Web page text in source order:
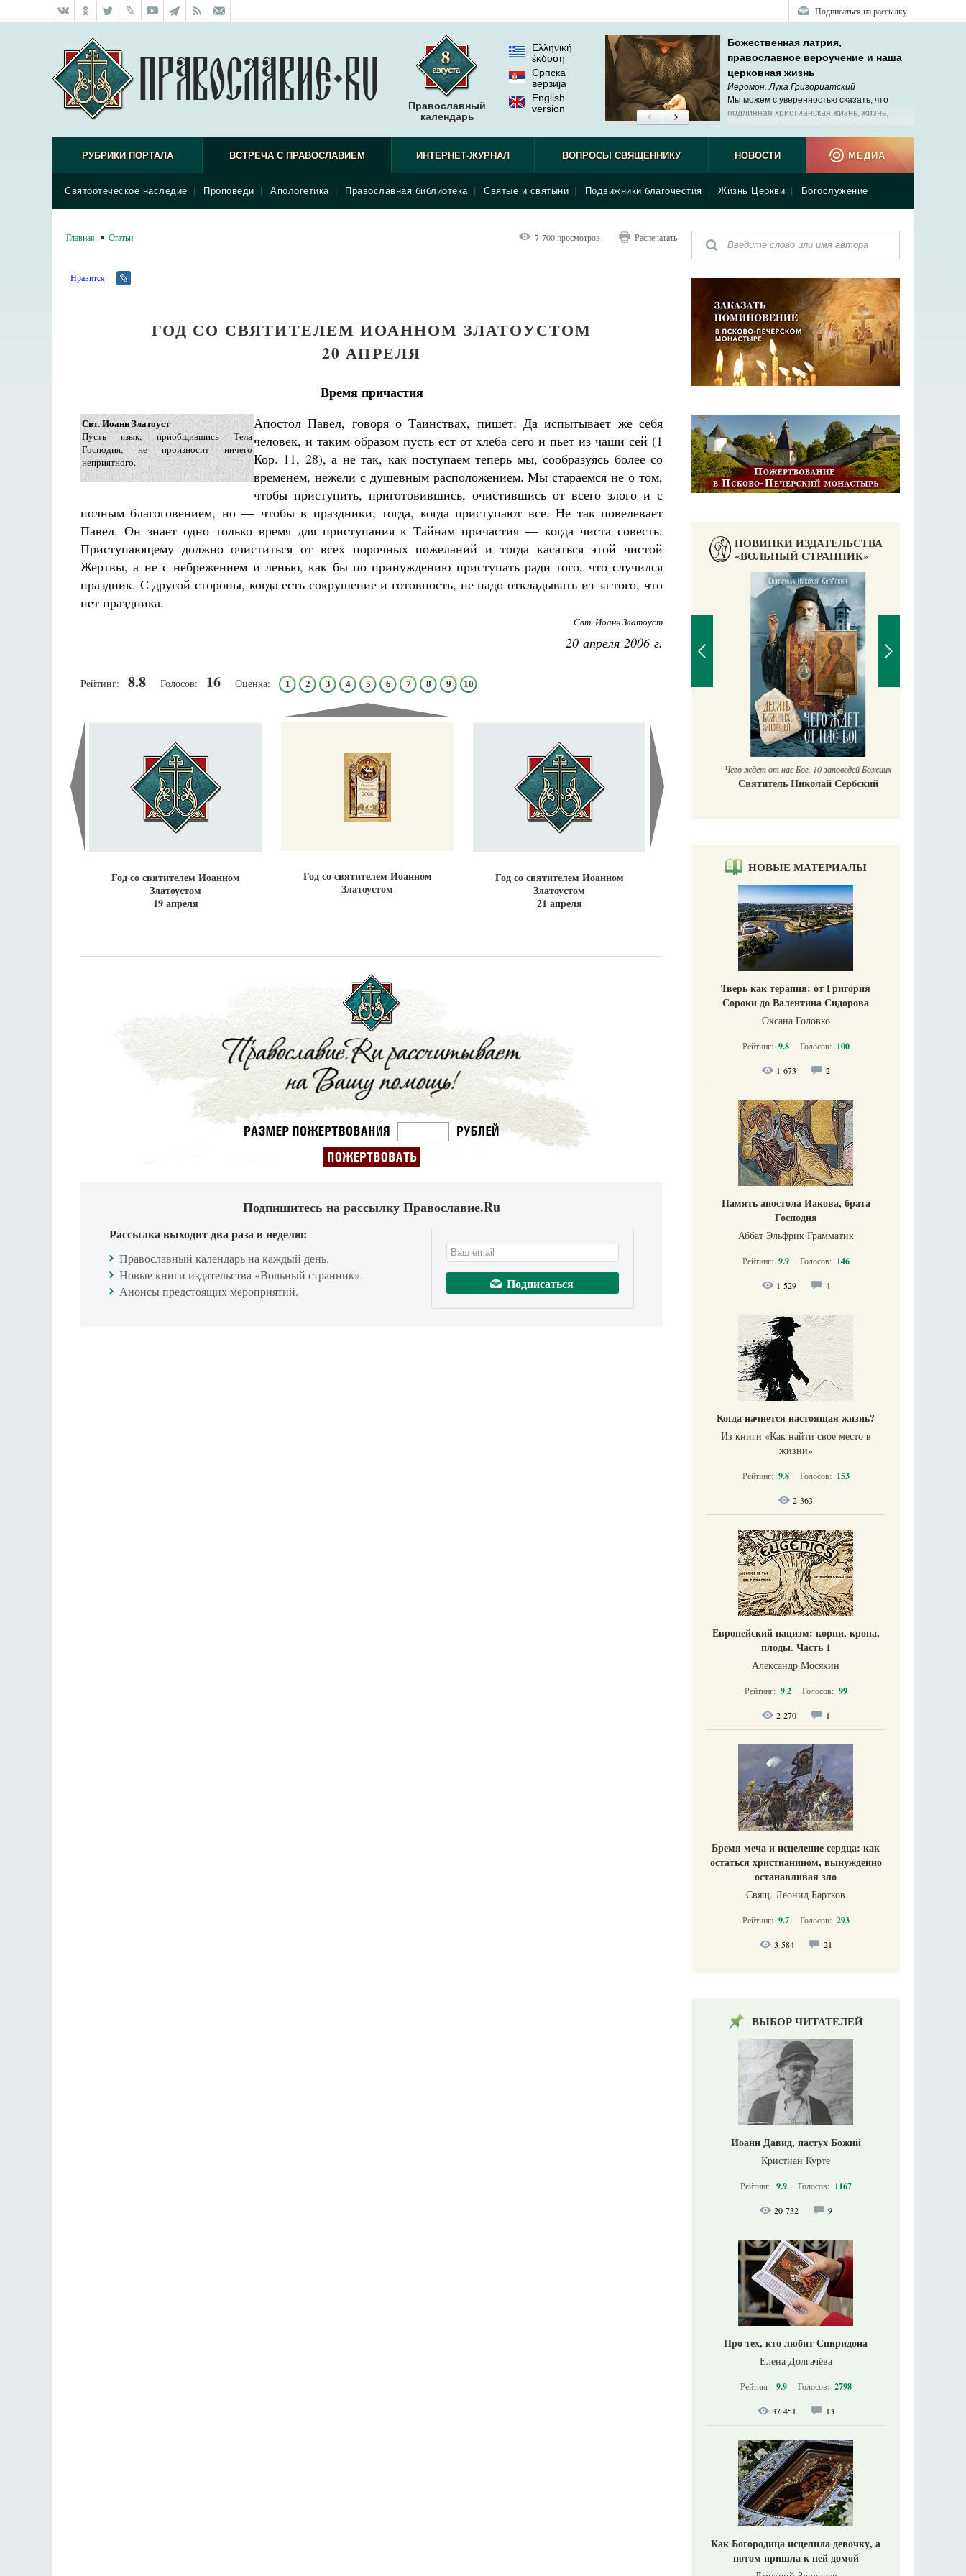
Подписаться на рассылку
Православный
календарь
Ελληνική
έκδοση
Српска
верзиjа
English
version
Божественная латрия,
православное вероучение и наша
церковная жизнь
Иеромон. Лука Григориатский
Мы можем с уверенностью сказать, что
подлинная христианская жизнь, жизнь,
исчезли в наше время.
РУБРИКИ ПОРТАЛА ВСТРЕЧА С ПРАВОСЛАВИЕМ
Святоотеческое наследие Проповеди Апологетика Православная библиотека Святые и святыни Подвижники благочестия Жизнь Церкви Богослужение
ИНТЕРНЕТ-ЖУРНАЛ ВОПРОСЫ СВЯЩЕННИКУ НОВОСТИ МЕДИА
Главная Статьи 7 700 просмотров Распечатать
Нравится
ГОД СО СВЯТИТЕЛЕМ ИОАННОМ ЗЛАТОУСТОМ
20 АПРЕЛЯ
Время причастия
Свт. Иоанн Златоуст
Пусть язык, приобщившись Тела
Господня, не произносит ничего
неприятного.
Апостол Павел, говоря о Таинствах, пишет: Да испытывает же себя
человек, и таким образом пусть ест от хлеба сего и пьет из чаши сей (1
Кор. 11, 28), а не так, как поступаем теперь мы, сообразуясь более со
временем, нежели с душевным расположением. Мы стараемся не о том,
чтобы приступить, приготовившись, очистившись от всего злого и с
полным благоговением, но — чтобы в праздники, тогда, когда приступают все. Не так повелевает
Павел. Он знает одно только время для приступания к Тайнам причастия — когда чиста совесть.
Приступающему должно очиститься от всех порочных пожеланий и тогда касаться этой чистой
Жертвы, а не с небрежением и ленью, как бы по принуждению приступать ради того, что случился
праздник. С другой стороны, когда есть сокрушение и готовность, не надо откладывать из-за того, что
нет праздника.
Свт. Иоанн Златоуст
20 апреля 2006 г.
Рейтинг: 8.8 Голосов: 16 Оценка: 1 2 3 4 5 6 7 8 9 10
Год со святителем Иоанном
Златоустом
19 апреля
Год со святителем Иоанном
Златоустом
Год со святителем Иоанном
Златоустом
21 апреля
Подпишитесь на рассылку Православие.Ru
Рассылка выходит два раза в неделю:
Православный календарь на каждый день.
Новые книги издательства «Вольный странник».
Анонсы предстоящих мероприятий.
НОВИНКИ ИЗДАТЕЛЬСТВА
«ВОЛЬНЫЙ СТРАННИК»
Разлуки не будет
Фредерика де Грааф Как найти своё место в жизни
Кирилл Мурышев
Великомученик Георгий Победоносец. Научись у
Роман Котов Чего ждет от нас Бог. 10 заповедей Божиих
Святитель Николай Сербский
НОВЫЕ МАТЕРИАЛЫ
Тверь как терапия: от Григория
Сороки до Валентина Сидорова
Оксана Головко
Рейтинг: 9.8 Голосов: 100
1 673 2
Память апостола Иакова, брата
Господня
Аббат Эльфрик Грамматик
Рейтинг: 9.9 Голосов: 146
1 529 4
Когда начнется настоящая жизнь?
Из книги «Как найти свое место в
жизни​»
Рейтинг: 9.8 Голосов: 153
2 363
Европейский нацизм: корни, крона,
плоды. Часть 1
Александр Мосякин
Рейтинг: 9.2 Голосов: 99
2 270 1
Бремя меча и исцеление сердца: как
остаться христианином, вынужденно
останавливая зло
Свящ. Леонид Бартков
Рейтинг: 9.7 Голосов: 293
3 584 21
ВЫБОР ЧИТАТЕЛЕЙ
Иоанн Давид, пастух Божий
Кристиан Курте
Рейтинг: 9.9 Голосов: 1167
20 732 9
Про тех, кто любит Спиридона
Елена Долгачёва
Рейтинг: 9.9 Голосов: 2798
37 451 13
Как Богородица исцелила девочку, а
потом пришла к ней домой